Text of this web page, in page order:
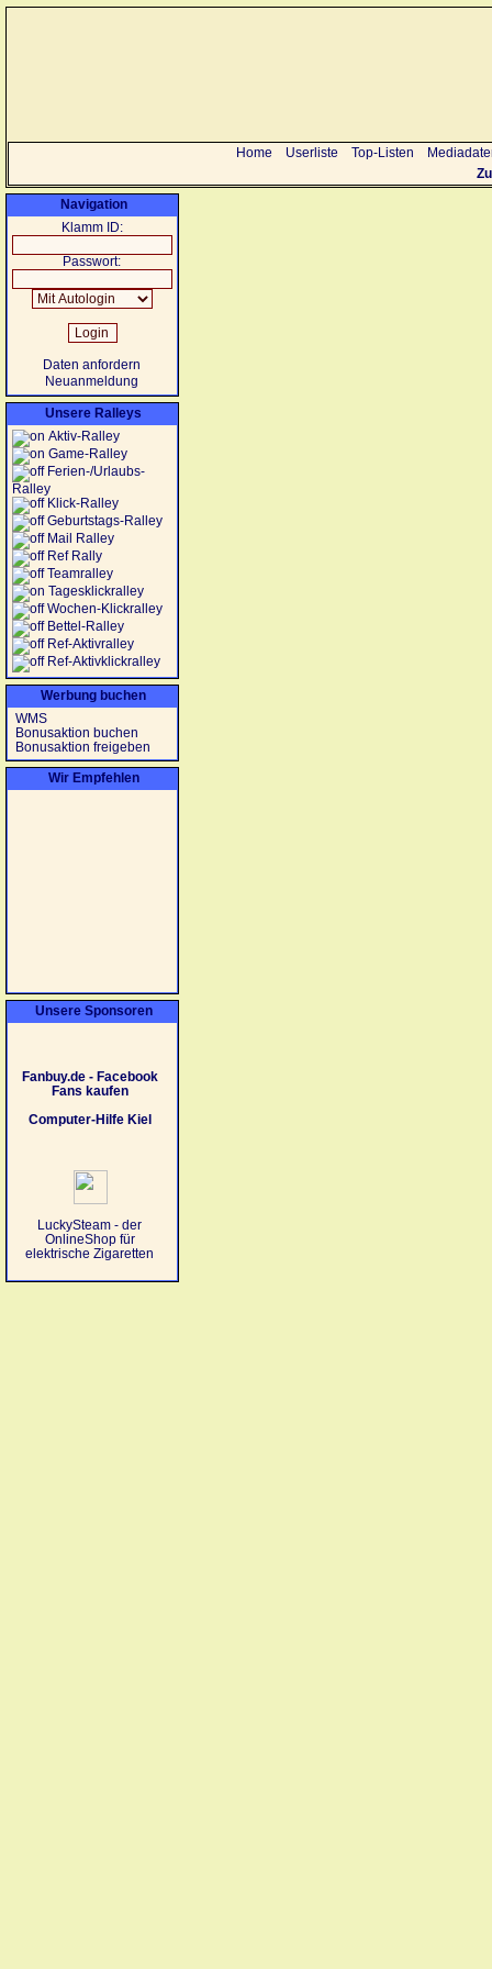
Home Userliste Top-Listen
Navigation
Klamm ID:
Passwort:
Daten anfordern
Neuanmeldung
Unsere Ralleys
Aktiv-Ralley
Game-Ralley
Ferien-/Urlaubs-
Ralley
Klick-Ralley
Geburtstags-Ralley
Mail Ralley
Ref Rally
Teamralley
Tagesklickralley
Wochen-Klickralley
Bettel-Ralley
Ref-Aktivralley
Ref-Aktivklickralley
Werbung buchen
WMS
Bonusaktion buchen
Bonusaktion freigeben
Wir Empfehlen
Unsere Sponsoren
Fanbuy.de - Facebook
Fans kaufen
Computer-Hilfe Kiel
LuckySteam - der
OnlineShop für
elektrische Zigaretten